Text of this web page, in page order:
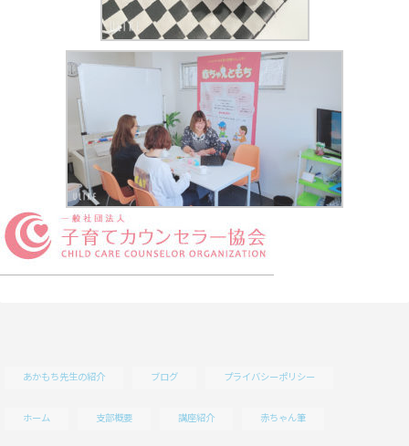
あかもち先生の紹介 ブログ プライバシーポリシー
ホーム 支部概要 講座紹介 赤ちゃん筆